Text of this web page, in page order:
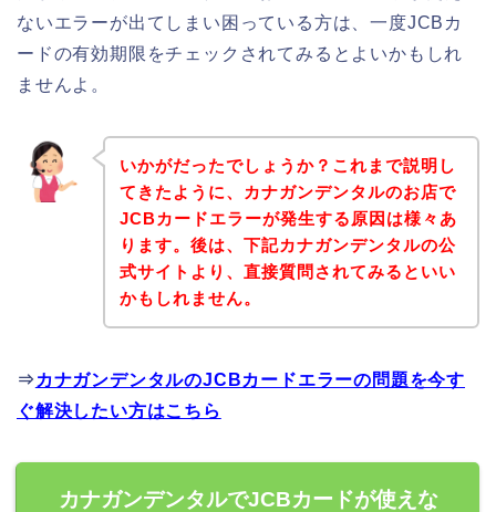
ないエラーが出てしまい困っている方は、一度JCBカ
ードの有効期限をチェックされてみるとよいかもしれ
ませんよ。
いかがだったでしょうか？これまで説明し
てきたように、カナガンデンタルのお店で
JCBカードエラーが発生する原因は様々あ
ります。後は、下記カナガンデンタルの公
式サイトより、直接質問されてみるといい
かもしれません。
⇒ カナガンデンタルのJCBカードエラーの問題を今す
ぐ解決したい方はこちら
カナガンデンタルでJCBカードが使えな